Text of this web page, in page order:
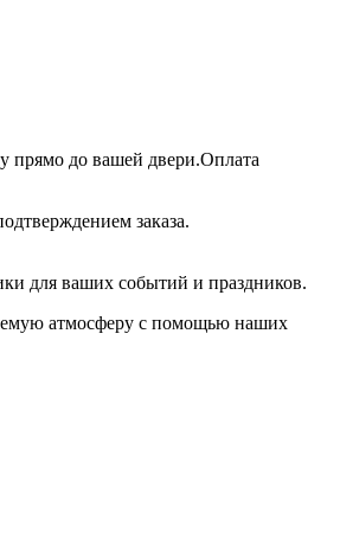
прямо до вашей двери.Оплата
заказа.
для ваших событий и праздников.
атмосферу с помощью наших